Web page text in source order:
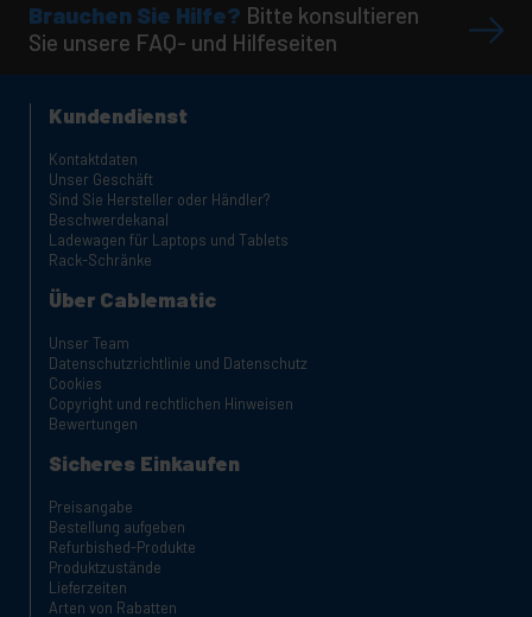
Brauchen Sie Hilfe? Bitte konsultieren
Sie unsere FAQ- und Hilfeseiten
Kundendienst
Kontaktdaten
Unser Geschäft
Sind Sie Hersteller oder Händler?
Beschwerdekanal
Ladewagen für Laptops und Tablets
Rack-Schränke
Über Cablematic
Unser Team
Datenschutzrichtlinie und Datenschutz
Cookies
Copyright und rechtlichen Hinweisen
Bewertungen
Sicheres Einkaufen
Preisangabe
Bestellung aufgeben
Refurbished-Produkte
Produktzustände
Lieferzeiten
Arten von Rabatten